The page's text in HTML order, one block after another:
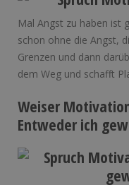
Mal Angst zu haben ist
schon ohne die Angst,
Grenzen und dann
dem Weg und schafft
Weiser
Entweder ich